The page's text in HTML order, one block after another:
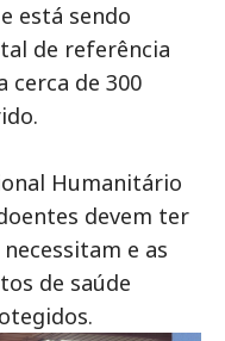
está sendo
de referência
cerca de 300
Humanitário
devem ter
e as
de saúde